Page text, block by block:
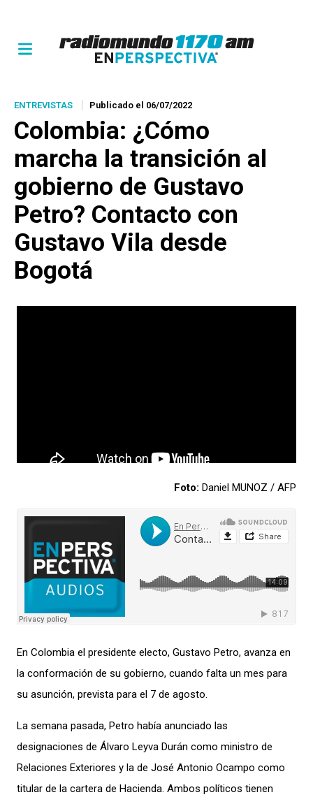
ENTREVISTAS Publicado el 06/07/2022
Colombia: ¿Cómo
marcha la transición al
gobierno de Gustavo
Petro? Contacto con
Gustavo Vila desde
Bogotá
Foto: Daniel MUNOZ / AFP
En Colombia el presidente electo, Gustavo Petro, avanza en
la conformación de su gobierno, cuando falta un mes para
su asunción, prevista para el 7 de agosto.
La semana pasada, Petro había anunciado las
designaciones de Álvaro Leyva Durán como ministro de
Relaciones Exteriores y la de José Antonio Ocampo como
titular de la cartera de Hacienda. Ambos políticos tienen